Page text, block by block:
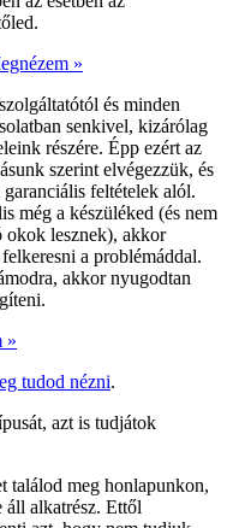
»
és minden
senkivel, kizárólag
részére. Épp ezért az
szerint elvégezzük, és
feltételek alól.
még a készüléked (és nem
okok lesznek), akkor
a problémáddal.
akkor nyugodtan
»
tudod nézni.
azt is tudjátok
találod meg honlapunkon,
áll alkatrész. Ettől